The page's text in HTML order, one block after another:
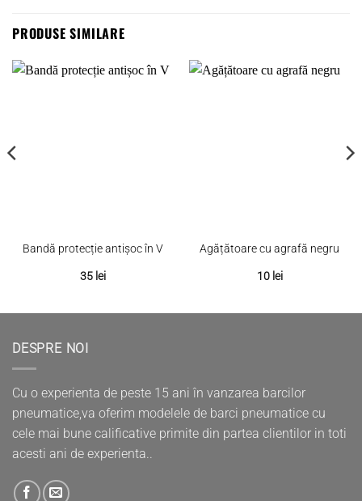
PRODUSE SIMILARE
Bandă protecție antișoc în V
35 lei
Agățătoare cu agrafă negru
10 lei
DESPRE NOI
Cu o experienta de peste 15 ani în vanzarea barcilor
pneumatice,va oferim modelele de barci pneumatice cu
cele mai bune calificative primite din partea clientilor in toti
acesti ani de experienta..